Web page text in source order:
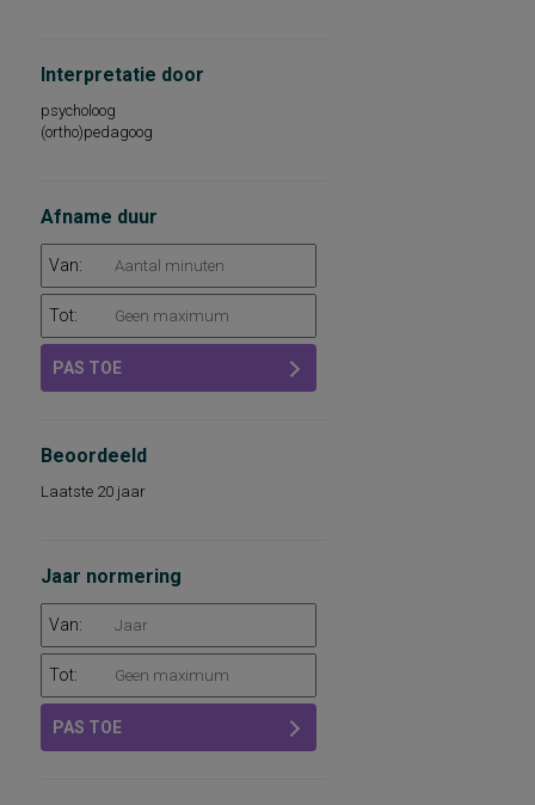
Interpretatie door
psycholoog
(ortho)pedagoog
Afname duur
Van:
Tot:
PAS TOE
Beoordeeld
Laatste 20 jaar
Jaar normering
Van:
Tot:
PAS TOE